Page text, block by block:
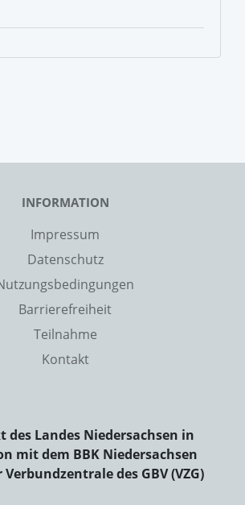
INFORMATION
Impressum
Datenschutz
Barrierefreiheit
Teilnahme
Kontakt
des Landes Niedersachsen in
mit dem BBK Niedersachsen
des GBV (VZG)